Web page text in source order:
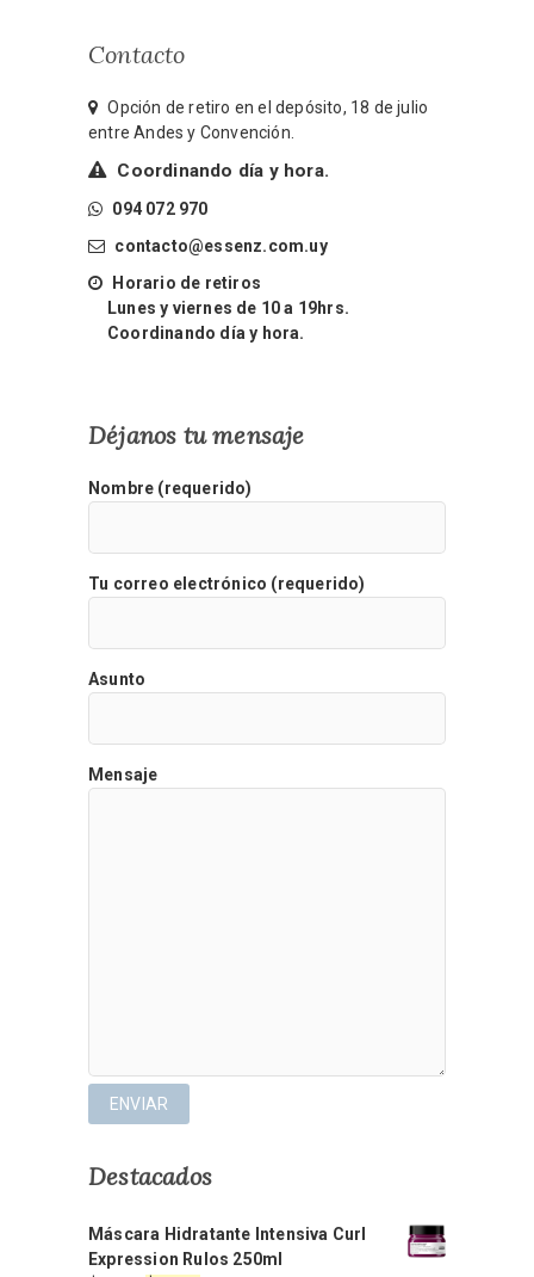
Contacto
Opción de retiro en el depósito, 18 de julio
entre Andes y Convención.
Coordinando día y hora.
094 072 970
contacto@essenz.com.uy
Horario de retiros
Lunes y viernes de 10 a 19hrs.
Coordinando día y hora.
Déjanos tu mensaje
Nombre (requerido)
Tu correo electrónico (requerido)
Asunto
Mensaje
Destacados
Máscara Hidratante Intensiva Curl
Expression Rulos 250ml